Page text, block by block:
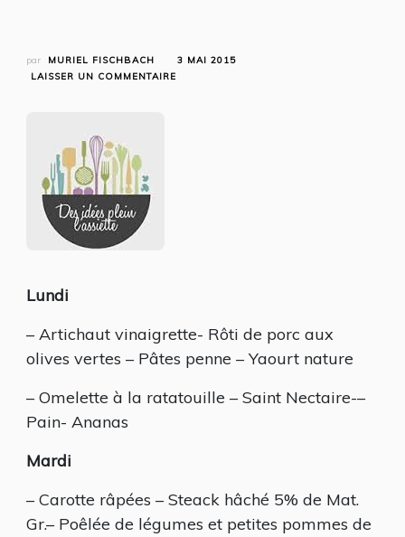
par MURIEL FISCHBACH
3 MAI 2015
LAISSER UN COMMENTAIRE
Lundi
– Artichaut vinaigrette- Rôti de porc aux
olives vertes – Pâtes penne – Yaourt nature
– Omelette à la ratatouille – Saint Nectaire-–
Pain- Ananas
Mardi
– Carotte râpées – Steack hâché 5% de Mat.
Gr.– Poêlée de légumes et petites pommes de